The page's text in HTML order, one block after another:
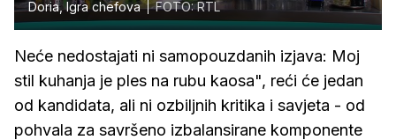
Doria, Igra chefova FOTO: RTL
Neće nedostajati ni samopouzdanih izjava: Moj
stil kuhanja je ples na rubu kaosa", reći će jedan
od kandidata, ali ni ozbiljnih kritika i savjeta - od
pohvala za savršeno izbalansirane komponente